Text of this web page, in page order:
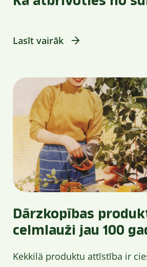
Lasīt vairāk
Dārzkopības
celmlauži jau 100
Kekkilä produktu attīstība ir